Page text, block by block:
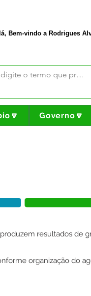
Bem-vindo a Rodrigues
Governo🔽
resultados de
organização do